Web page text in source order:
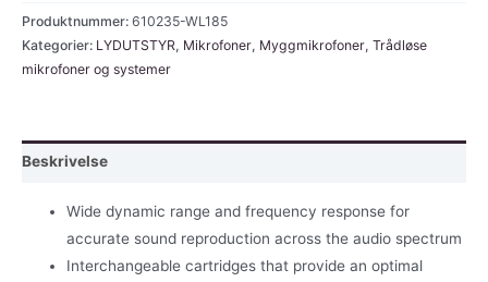
Produktnummer: 610235-WL185
Kategorier: LYDUTSTYR, Mikrofoner, Myggmikrofoner, Trådløse
mikrofoner og systemer
Beskrivelse
Wide dynamic range and frequency response for
accurate sound reproduction across the audio spectrum
Interchangeable cartridges that provide an optimal